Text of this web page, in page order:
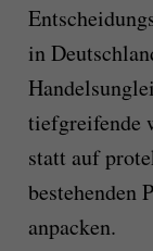
in
tiefgreifende
statt auf
bestehenden
anpacken.